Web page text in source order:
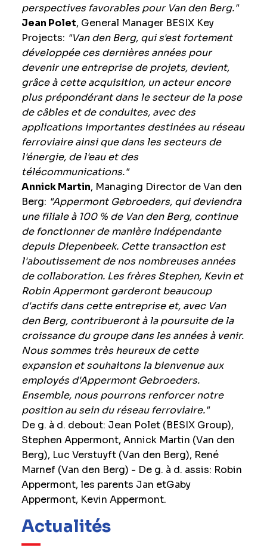
perspectives favorables pour Van den Berg."
Jean Polet, General Manager BESIX Key
Projects: "Van den Berg, qui s'est fortement
développée ces dernières années pour
devenir une entreprise de projets, devient,
grâce à cette acquisition, un acteur encore
plus prépondérant dans le secteur de la pose
de câbles et de conduites, avec des
applications importantes destinées au réseau
ferroviaire ainsi que dans les secteurs de
l'énergie, de l'eau et des
télécommunications."
Annick Martin, Managing Director de Van den
Berg: "Appermont Gebroeders, qui deviendra
une filiale à 100 % de Van den Berg, continue
de fonctionner de manière indépendante
depuis Diepenbeek. Cette transaction est
l'aboutissement de nos nombreuses années
de collaboration. Les frères Stephen, Kevin et
Robin Appermont garderont beaucoup
d'actifs dans cette entreprise et, avec Van
den Berg, contribueront à la poursuite de la
croissance du groupe dans les années à venir.
Nous sommes très heureux de cette
expansion et souhaitons la bienvenue aux
employés d'Appermont Gebroeders.
Ensemble, nous pourrons renforcer notre
position au sein du réseau ferroviaire."
De g. à d. debout: Jean Polet (BESIX Group),
Stephen Appermont, Annick Martin (Van den
Berg), Luc Verstuyft (Van den Berg), René
Marnef (Van den Berg) - De g. à d. assis: Robin
Appermont, les parents Jan etGaby
Appermont, Kevin Appermont.
Actualités